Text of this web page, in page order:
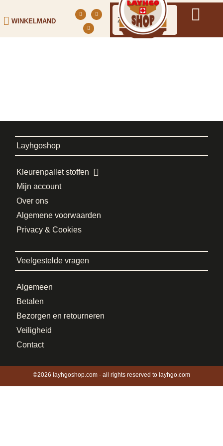
WINKELMAND
Layhgoshop
Kleurenpallet stoffen
Mijn account
Over ons
Algemene voorwaarden
Privacy & Cookies
Veelgestelde vragen
Algemeen
Betalen
Bezorgen en retourneren
Veiligheid
Contact
©2026 layhgoshop.com - all rights reserved to layhgo.com